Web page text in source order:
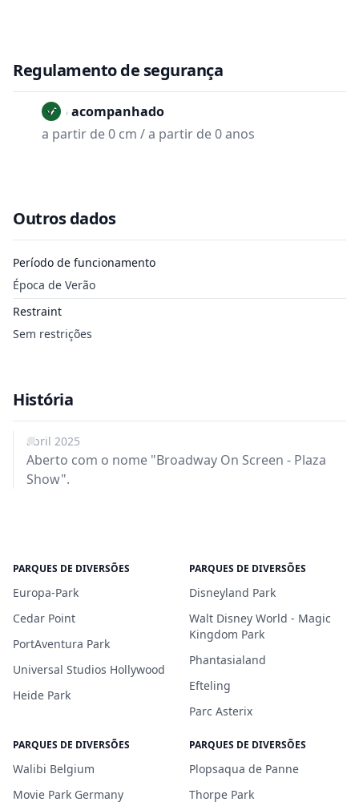
Regulamento de segurança
Não acompanhado
a partir de 0 cm / a partir de 0 anos
Outros dados
Período de funcionamento
Época de Verão
Restraint
Sem restrições
História
abril 2025
Aberto com o nome "Broadway On Screen - Plaza
Show".
PARQUES DE DIVERSÕES
Europa-Park
Cedar Point
PortAventura Park
Universal Studios Hollywood
Heide Park
PARQUES DE DIVERSÕES
Disneyland Park
Walt Disney World - Magic
Kingdom Park
Phantasialand
Efteling
Parc Asterix
PARQUES DE DIVERSÕES
Walibi Belgium
Movie Park Germany
PARQUES DE DIVERSÕES
Plopsaqua de Panne
Thorpe Park